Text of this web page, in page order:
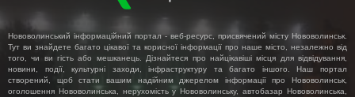
Нововолинський інформаційний портал - веб-ресурс, присвячений місту Нововолинськ.
Тут ви знайдете багато цікавої та корисної інформації про наше місто, незалежно від
того, чи ви гість або мешканець. Дізнайтеся про найцікавіші місця для відвідування,
новини, події, культурні заходи, інфраструктуру та багато іншого. Наш портал
створений, щоб стати вашим надійним джерелом інформації про Нововолинськ,
оголошення Нововолинська, нерухомість у Нововолинську, автобазар Нововолинська,